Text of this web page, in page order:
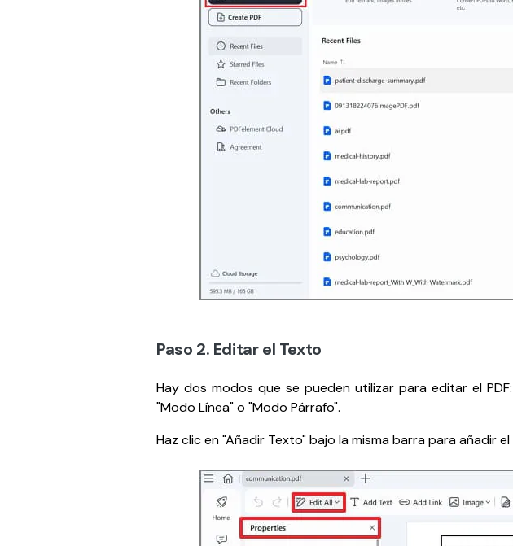
Paso 2. Editar el Texto
Hay dos modos que se pueden utilizar para editar el
"Modo Línea" o "Modo Párrafo".
Haz clic en "Añadir Texto" bajo la misma barra para añadir